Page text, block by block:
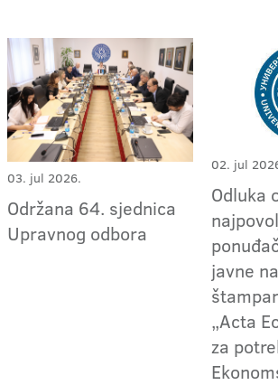
03. jul 2026.
Održana 64. sjednica
Upravnog odbora
02. jul
Odluka
javne
„Acta
za